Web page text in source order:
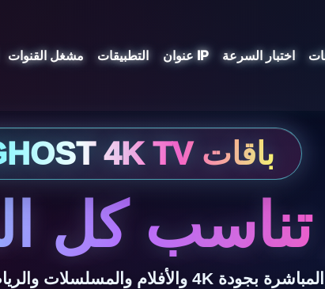
مشغل القنوات التطبيقات عنوان IP اختبار السرعة
تناسب كل